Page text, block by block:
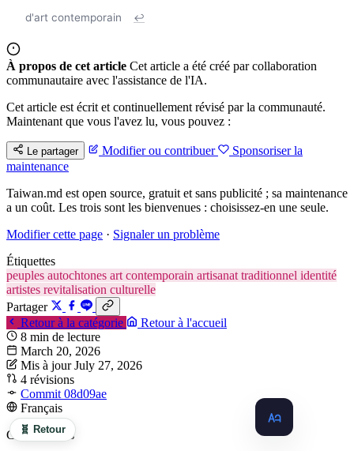
d'art contemporain
↩
À propos de cet article Cet article a été créé par collaboration
communautaire avec l'assistance de l'IA.
Cet article est écrit et continuellement révisé par la communauté.
Maintenant que vous l'avez lu, vous pouvez :
Le partager Modifier ou contribuer
Sponsoriser la
maintenance
Taiwan.md est open source, gratuit et sans publicité ; sa maintenance
a un coût. Les trois sont les bienvenues : choisissez-en une seule.
Modifier cette page · Signaler un problème
Étiquettes
peuples autochtones art contemporain artisanat traditionnel identité
artistes revitalisation culturelle
Partager
Retour à la catégorie
Retour à l'accueil
8 min de lecture
March 20, 2026
Mis à jour July 27, 2026
4 révisions
Commit 08d09ae
Français
Contributeurs
🧬 Retour